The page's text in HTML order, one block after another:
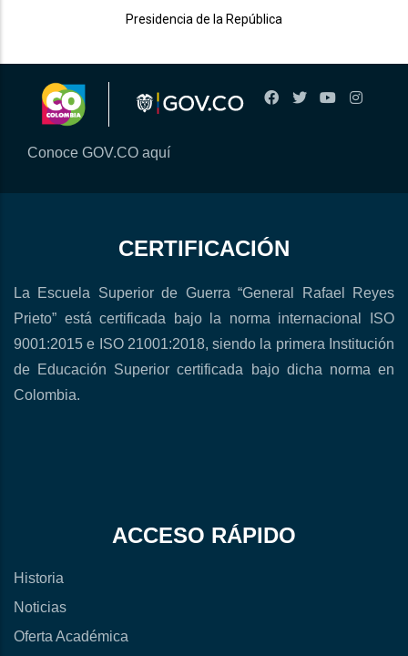
Presidencia de la República
Conoce GOV.CO aquí
CERTIFICACIÓN
La Escuela Superior de Guerra “General Rafael Reyes
Prieto” está certificada bajo la norma internacional ISO
9001:2015 e ISO 21001:2018, siendo la primera Institución
de Educación Superior certificada bajo dicha norma en
Colombia.
ACCESO RÁPIDO
Historia
Noticias
Oferta Académica